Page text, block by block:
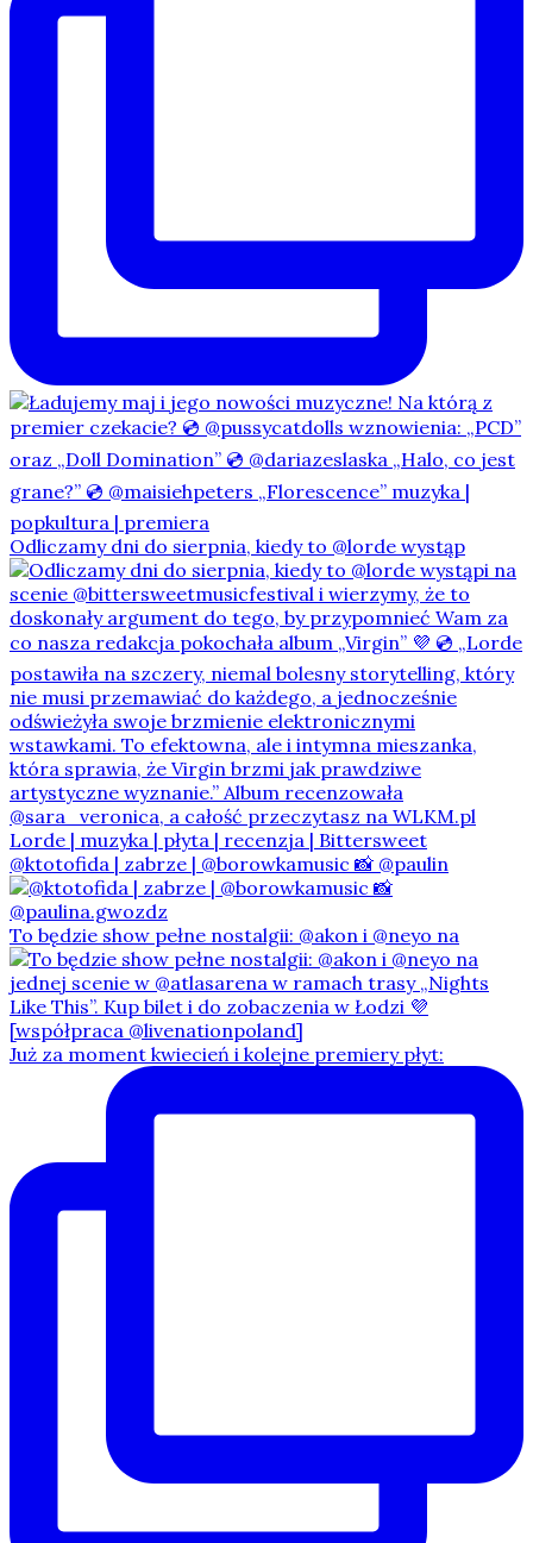
Odliczamy dni do sierpnia, kiedy to @lorde wystąp
@ktotofida | zabrze | @borowkamusic 📸 @paulin
To będzie show pełne nostalgii: @akon i @neyo na
Już za moment kwiecień i kolejne premiery płyt: